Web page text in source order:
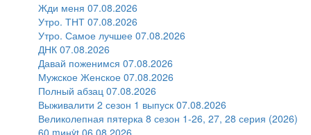
Жди меня 07.08.2026
Утро. ТНТ 07.08.2026
Утро. Самое лучшее 07.08.2026
ДНК 07.08.2026
Давай поженимся 07.08.2026
Мужское Женское 07.08.2026
Полный абзац 07.08.2026
Выживалити 2 сезон 1 выпуск 07.08.2026
Великолепная пятерка 8 сезон 1-26, 27, 28 серия (2026)